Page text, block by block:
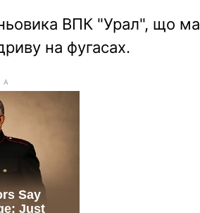
ВПК "Урал", що
на фугасах.